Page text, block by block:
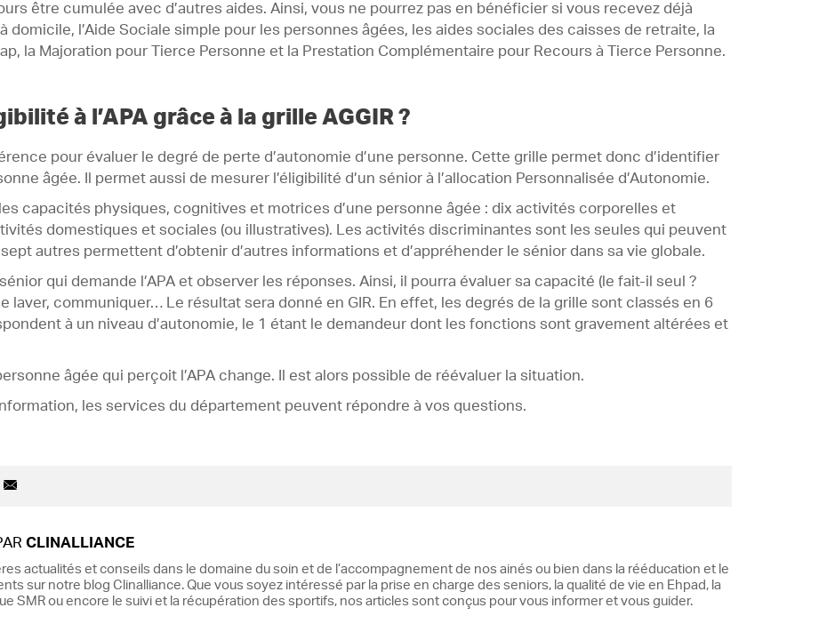
être cumulée avec d’autres aides. Ainsi, vous ne pourrez pas en bénéficier si vous recevez déjà
domicile, l’Aide Sociale simple pour les personnes âgées, les aides sociales des caisses de retraite, la
la Majoration pour Tierce Personne et la Prestation Complémentaire pour Recours à Tierce Personne.
à l’APA grâce à la grille AGGIR ?
pour évaluer le degré de perte d’autonomie d’une personne. Cette grille permet donc d’identifier
âgée. Il permet aussi de mesurer l’éligibilité d’un sénior à l’allocation Personnalisée d’Autonomie.
capacités physiques, cognitives et motrices d’une personne âgée : dix activités corporelles et
domestiques et sociales (ou illustratives). Les activités discriminantes sont les seules qui peuvent
autres permettent d’obtenir d’autres informations et d’appréhender le sénior dans sa vie globale.
qui demande l’APA et observer les réponses. Ainsi, il pourra évaluer sa capacité (le fait-il seul ?
laver, communiquer… Le résultat sera donné en GIR. En effet, les degrés de la grille sont classés en 6
à un niveau d’autonomie, le 1 étant le demandeur dont les fonctions sont gravement altérées et
âgée qui perçoit l’APA change. Il est alors possible de réévaluer la situation.
les services du département peuvent répondre à vos questions.
CLINALLIANCE
actualités et conseils dans le domaine du soin et de l’accompagnement de nos ainés ou bien dans la rééducation et le
sur notre blog Clinalliance. Que vous soyez intéressé par la prise en charge des seniors, la qualité de vie en Ehpad, la
SMR ou encore le suivi et la récupération des sportifs, nos articles sont conçus pour vous informer et vous guider.